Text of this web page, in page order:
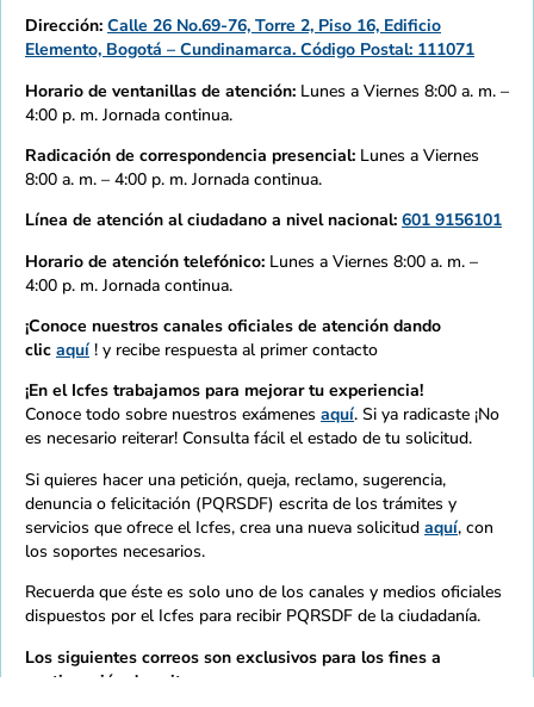
Dirección: Calle 26 No.69-76, Torre 2, Piso 16, Edificio
Elemento, Bogotá – Cundinamarca. Código Postal: 111071
Horario de ventanillas de atención: Lunes a Viernes 8:00 a. m. –
4:00 p. m. Jornada continua.
Radicación de correspondencia presencial: Lunes a Viernes
8:00 a. m. – 4:00 p. m. Jornada continua.
Línea de atención al ciudadano a nivel nacional: 601 9156101
Horario de atención telefónico: Lunes a Viernes 8:00 a. m. –
4:00 p. m. Jornada continua.
¡Conoce nuestros canales oficiales de atención dando
clic aquí ! y recibe respuesta al primer contacto
¡En el Icfes trabajamos para mejorar tu experiencia!
Conoce todo sobre nuestros exámenes aquí. Si ya radicaste ¡No
es necesario reiterar! Consulta fácil el estado de tu solicitud.
Si quieres hacer una petición, queja, reclamo, sugerencia,
denuncia o felicitación (PQRSDF) escrita de los trámites y
servicios que ofrece el Icfes, crea una nueva solicitud aquí, con
los soportes necesarios.
Recuerda que éste es solo uno de los canales y medios oficiales
dispuestos por el Icfes para recibir PQRSDF de la ciudadanía.
Los siguientes correos son exclusivos para los fines a
continuación descritos: